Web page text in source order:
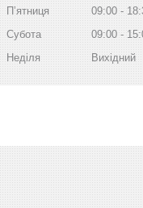
Пʼятниця
09:00
Субота
09:00
Неділя
Вихідний